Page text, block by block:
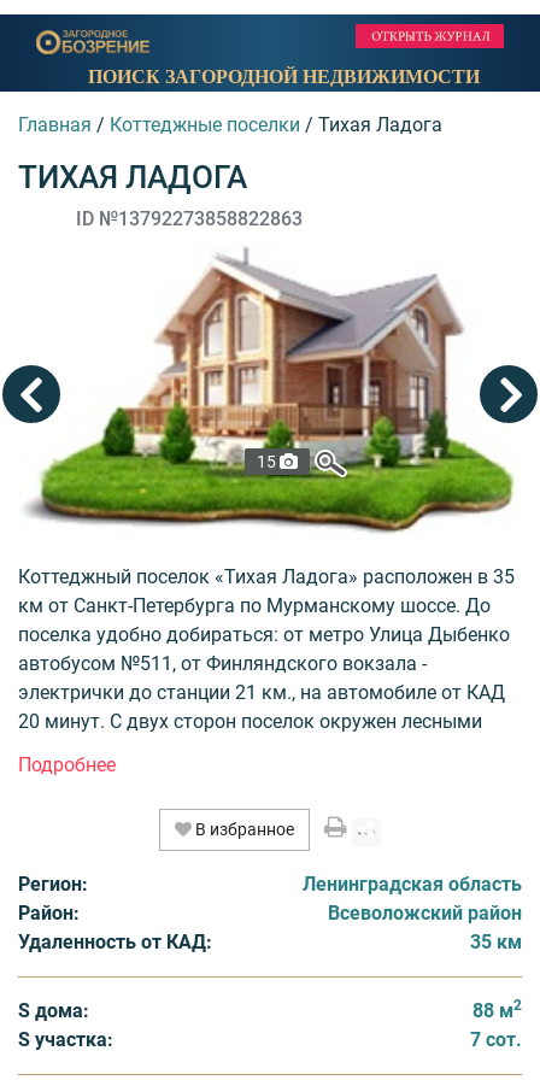
ПОИСК ЗАГОРОДНОЙ НЕДВИЖИМОСТИ
Главная / Коттеджные поселки / Тихая Ладога
ТИХАЯ ЛАДОГА
ID №13792273858822863
15
Коттеджный поселок «Тихая Ладога» расположен в 35
км от Санкт-Петербурга по Мурманскому шоссе. До
поселка удобно добираться: от метро Улица Дыбенко
автобусом №511, от Финляндского вокзала -
электрички до станции 21 км., на автомобиле от КАД
20 минут. С двух сторон поселок окружен лесными
прекрасный песчаный пляж, несколько лодочных
станций. Недалеко ведется строительство яхт клуба и
Ледового дворца.
Строительство коттеджного поселка «Тихая Ладога»
осуществляется в 2 очереди: 1 очередь - 71
домовладения, 2 очередь - 62 домовладения. В 1
очереди поселка распроданы все домовладения, во 2
очереди остались последние предложения. В продаже
земельные участки различной площади.
В избранное
Регион:
Ленинградская область
Район:
Всеволожский район
Удаленность от КАД:
35 км
S дома: 88 м2
S участка: 7 сот.